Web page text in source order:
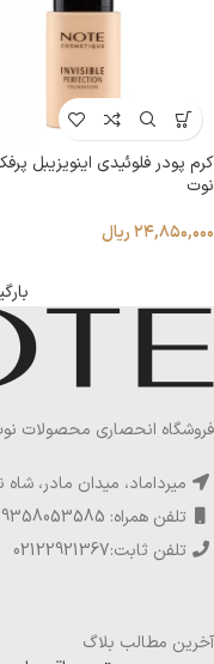
کرم پودر فلوئیدی اینویزیبل
نوت
۲۴,۸۵۰,۰۰۰ریال
فروشگاه انحصاری محصولات
میرداماد، میدان مادر، شاه
تلفن همراه: 09358053585
تلفن ثابت:02122921367
آخرین مطالب بلاگ